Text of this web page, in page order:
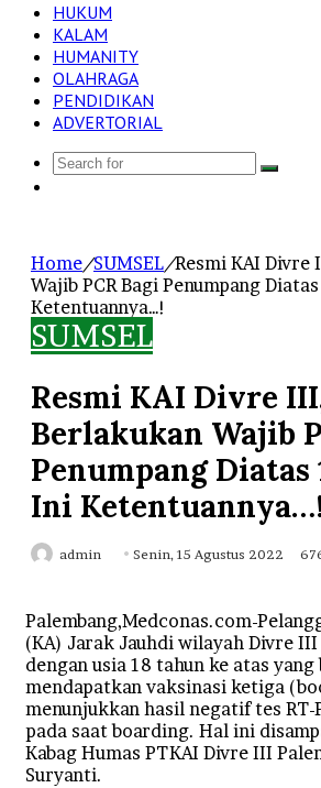
HUKUM
KALAM
HUMANITY
OLAHRAGA
PENDIDIKAN
ADVERTORIAL
Search
Home/SUMSEL/Resmi KAI Divre
Wajib PCR Bagi Penumpang
Ketentuannya…!
SUMSEL
Resmi KAI Divre
Berlakukan Wajib
Penumpang Diatas
Ini Ketentuannya…!
admin
SendSenin, 15 Agustus 2022
Palembang,Medconas.com-
(KA) Jarak Jauhdi wilayah Divre III
dengan usia 18 tahun ke atas yang
mendapatkan vaksinasi ketiga
menunjukkan hasil negatif tes RT-
pada saat boarding. Hal ini
Kabag Humas PTKAI Divre III
Suryanti.